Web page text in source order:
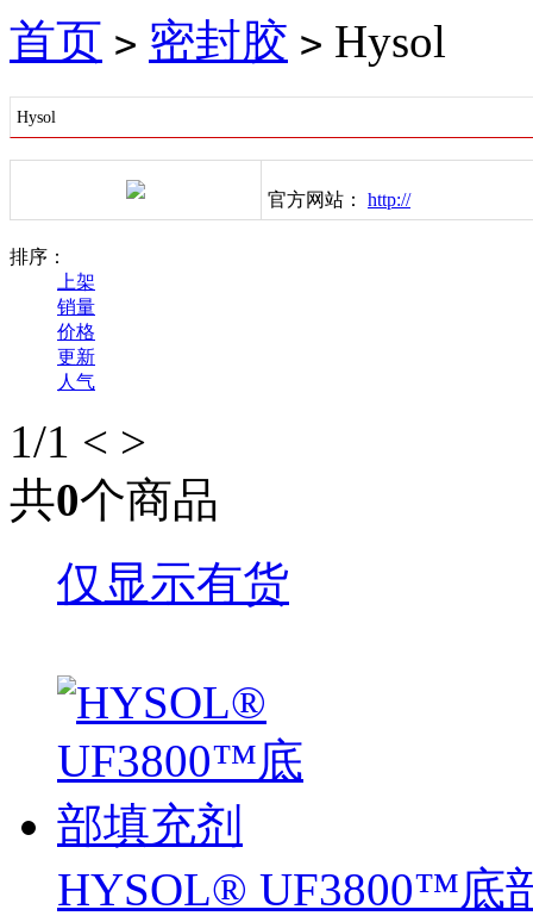
首页 > 密封胶 > Hysol
Hysol
官方网站： http://
排序：
上架
销量
价格
更新
人气
1/1 < >
共0个商品
仅显示有货
HYSOL® UF3800™底